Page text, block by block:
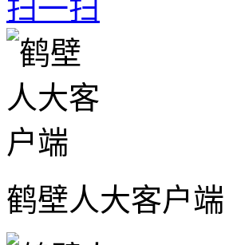
扫一扫
鹤壁人大客户端